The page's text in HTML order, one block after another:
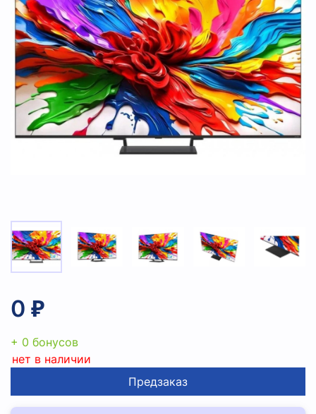
0 ₽
+ 0 бонусов
нет в наличии
Предзаказ